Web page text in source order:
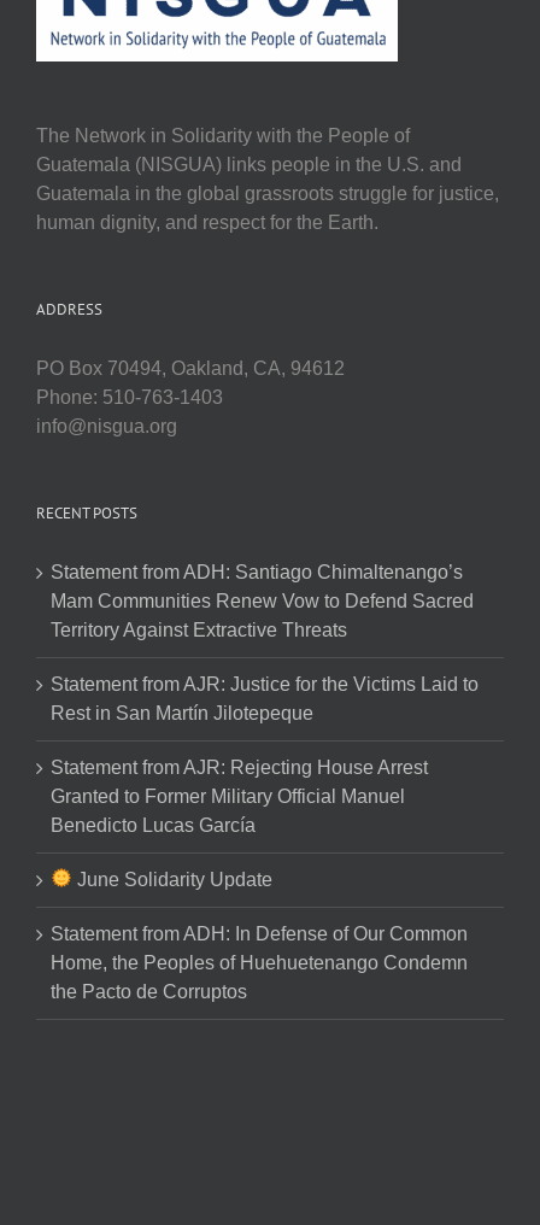
The Network in Solidarity with the People of
Guatemala (NISGUA) links people in the U.S. and
Guatemala in the global grassroots struggle for justice,
human dignity, and respect for the Earth.
ADDRESS
PO Box 70494, Oakland, CA, 94612
Phone: 510-763-1403
info@nisgua.org
RECENT POSTS
Statement from ADH: Santiago Chimaltenango’s
Mam Communities Renew Vow to Defend Sacred
Territory Against Extractive Threats
Statement from AJR: Justice for the Victims Laid to
Rest in San Martín Jilotepeque
Statement from AJR: Rejecting House Arrest
Granted to Former Military Official Manuel
Benedicto Lucas García
June Solidarity Update
Statement from ADH: In Defense of Our Common
Home, the Peoples of Huehuetenango Condemn
the Pacto de Corruptos